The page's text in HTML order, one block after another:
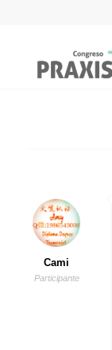
Cami
Participante